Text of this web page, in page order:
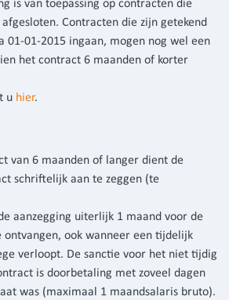
is van toepassing op contracten die
Contracten die zijn getekend
01-01-2015 ingaan, mogen nog wel een
het contract 6 maanden of korter
u hier.
van 6 maanden of langer dient de
schriftelijk aan te zeggen (te
aanzegging uiterlijk 1 maand voor de
ontvangen, ook wanneer een tijdelijk
verloopt. De sanctie voor het niet tijdig
is doorbetaling met zoveel dagen
was (maximaal 1 maandsalaris bruto).